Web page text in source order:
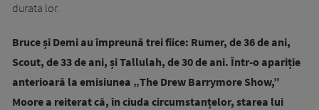
durata lor.
Bruce și Demi au împreună trei fiice: Rumer, de 36 de ani,
Scout, de 33 de ani, și Tallulah, de 30 de ani. Într-o apariție
anterioară la emisiunea „The Drew Barrymore Show,”
Moore a reiterat că, în ciuda circumstanțelor, starea lui